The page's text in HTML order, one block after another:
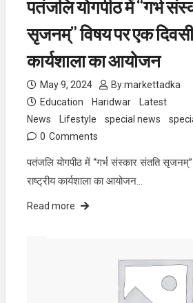
पतंजलि योगपीठ में “गर्भ
सृजनम्” विषय पर एक
कार्यशाला का आयोजन
May 9, 2024 By:markettadka
Education
Haridwar
Latest
News
Lifestyle special news
0 Comments
पतंजलि योगपीठ में “गर्भ संस्कार संतति
राष्ट्रीय कार्यशाला का आयोजन…
Read more